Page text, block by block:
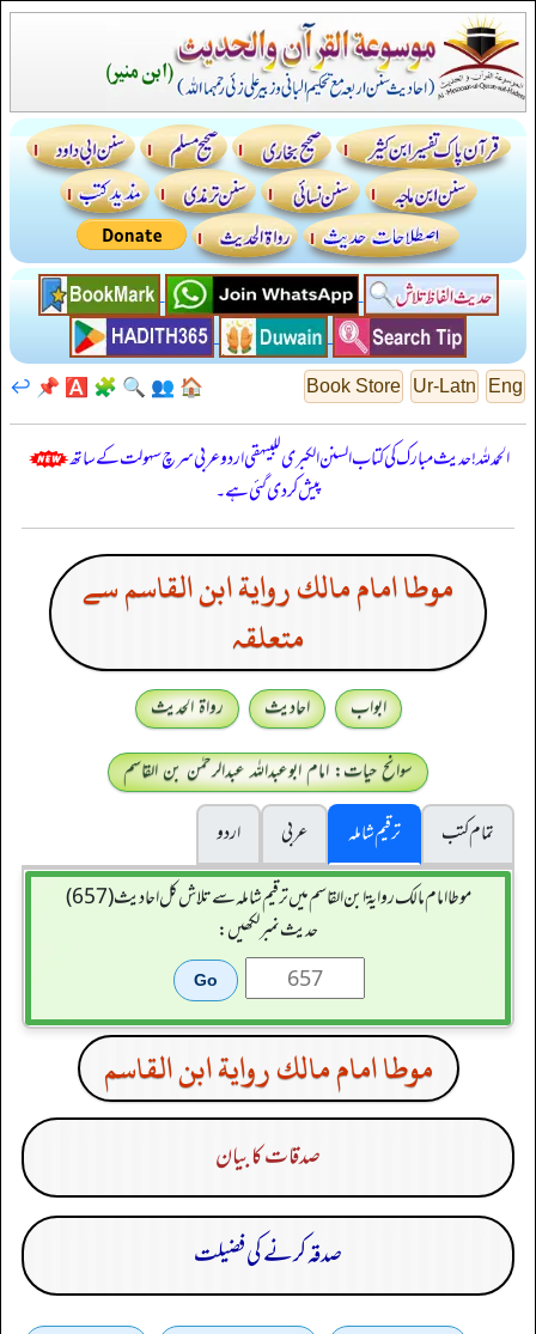
Eng
Ur-Latn
Book Store
🏠
👥
🔍
🧩
🅰️
📌
↩️
الحمدللہ! حدیث مبارک کی کتاب السنن الكبرى للبيهقي اردو عربی سرچ سہولت کے ساتھ
پیش کر دی گئی ہے۔
موطا امام مالك رواية ابن القاسم سے
متعلقہ
ابواب احادیث
رواۃ الحدیث
سوانح حیات: امام ابوعبداللہ عبدالرحمٰن بن القاسم
تمام کتب
ترقیم شاملہ عربی
اردو
موطا امام مالك رواية ابن القاسم میں ترقیم شاملہ سے تلاش کل احادیث (657)
حدیث نمبر لکھیں:
موطا امام مالك رواية ابن القاسم
صدقات کا بیان
صدقہ کرنے کی فضیلت